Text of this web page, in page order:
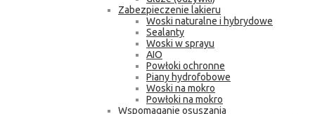
Zabezpieczenie lakieru
Woski naturalne i hybrydowe
Sealanty
Woski w sprayu
AIO
Powłoki ochronne
Piany hydrofobowe
Woski na mokro
Powłoki na mokro
Wspomaganie osuszania